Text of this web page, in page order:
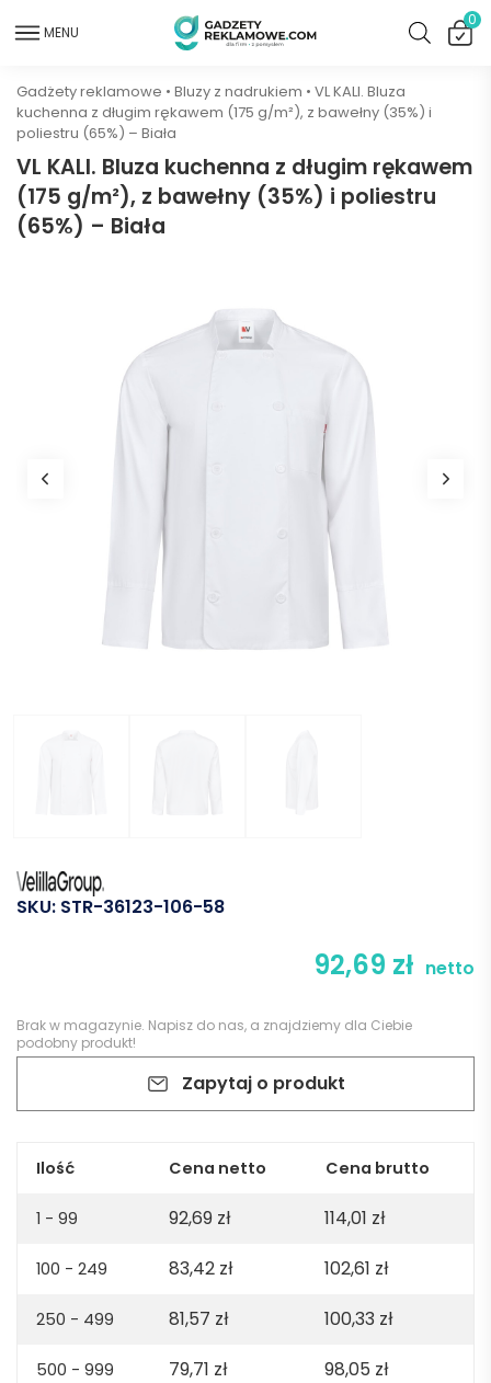
MENU
0
Gadżety reklamowe • Bluzy z nadrukiem • VL KALI. Bluza
kuchenna z długim rękawem (175 g/m²), z bawełny (35%) i
poliestru (65%) – Biała
VL KALI. Bluza kuchenna z długim rękawem
(175 g/m²), z bawełny (35%) i poliestru
(65%) – Biała
SKU: STR-36123-106-58
92,69 zł netto
Brak w magazynie. Napisz do nas, a znajdziemy dla Ciebie
podobny produkt!
Zapytaj o produkt
Ilość Cena netto Cena brutto
1 - 99 92,69 zł 114,01 zł
100 - 249 83,42 zł 102,61 zł
250 - 499 81,57 zł 100,33 zł
500 - 999 79,71 zł 98,05 zł